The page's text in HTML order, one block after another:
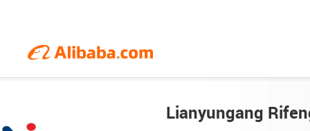
Lianyungang